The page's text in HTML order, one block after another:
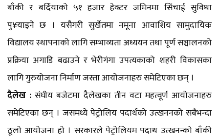
बाँकी र बर्दियाको ५१ हजार हेक्टर जमिनमा सिंचाई सुविधा
पु¥याइने छ । यसैगरी सुर्खेतमा नमूना आवाशिय सामुदायिक
विद्यालय स्थापनाको लागि सम्भाव्यता अध्ययन तथा पूर्ण सञ्चालनको
प्रक्रिया अगाडि बढाउने र भेरीगंगा उपत्यकाको शहरी विकासका
लागि गुरुयोजना निर्माण जस्ता आयोजनाहरु समेटिएका छन् ।
दैलेख : संघीय बजेटमा दैलेखका तीन वटा महत्वूर्ण आयोजनाहरु
समेटिएका छन् । जसमध्ये पेट्रोलिय पदार्थको उत्खननको सबैभन्दा
ठूलो आयोजना हो । सरकारले पेट्रोलियम पदाथ उत्खनन्को बाँकी